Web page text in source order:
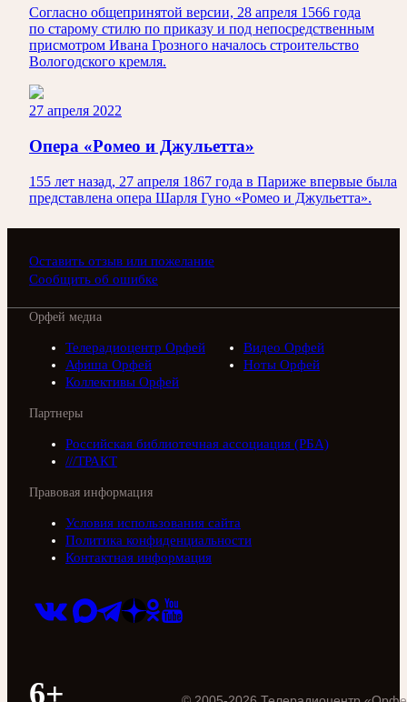
Согласно общепринятой версии, 28 апреля 1566 года
по старому стилю по приказу и под непосредственным
присмотром Ивана Грозного началось строительство
Вологодского кремля.
27 апреля 2022
Опера «Ромео и Джульетта»
155 лет назад, 27 апреля 1867 года в Париже впервые была
представлена опера Шарля Гуно «Ромео и Джульетта».
Оставить отзыв или пожелание
Сообщить об ошибке
Орфей медиа
Телерадиоцентр Орфей
Видео Орфей
Афиша Орфей
Ноты Орфей
Коллективы Орфей
Партнеры
Российская библиотечная ассоциация (РБА)
///ТРАКТ
Правовая информация
Условия использования сайта
Политика конфиденциальности
Контактная информация
6+